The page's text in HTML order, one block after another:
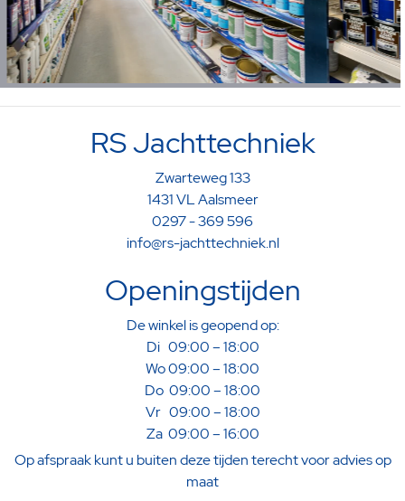
RS Jachttechniek
Zwarteweg 133
1431 VL Aalsmeer
0297 - 369 596
info@rs-jachttechniek.nl
Openingstijden
De winkel is geopend op:
Di 09:00 – 18:00
Wo 09:00 – 18:00
Do 09:00 – 18:00
Vr 09:00 – 18:00
Za 09:00 – 16:00
Op afspraak kunt u buiten deze tijden terecht voor advies op
maat